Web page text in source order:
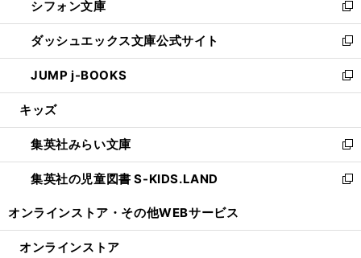
く
で
開
く
ィ
ン
ド
ウ
で
開
い
ウ
ィ
ン
ド
ウ
開
く
シフォン文庫
新
し
い
ウ
ィ
ン
ウ
で
開
く
ダッシュエックス文庫公式サイト
新
し
い
ウ
ン
ド
ウ
で
JUMP j-BOOKS
新
し
ウ
ィ
ン
ド
開
キッズ
集英社みらい文庫
新
し
い
ン
集英社の児童図書 S-KIDS.LAND
新
ウ
オンラインストア・ その他WEBサービス
オンラインストア